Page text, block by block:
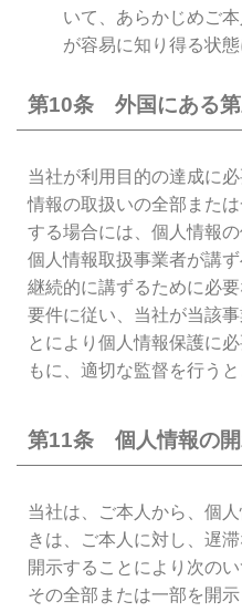
いて、あらかじめご
が容易に知り得る状態
第10条 外国にある第
当社が利用目的の達成に
情報の取扱いの全部また
する場合には、個人情報
個人情報取扱事業者が講
継続的に講ずるために必
要件に従い、当社が当該
とにより個人情報保護に
もに、適切な監督を行う
第11条 個人情報の
当社は、ご本人から、個
きは、ご本人に対し、遅
開示することにより次の
その全部または一部を開